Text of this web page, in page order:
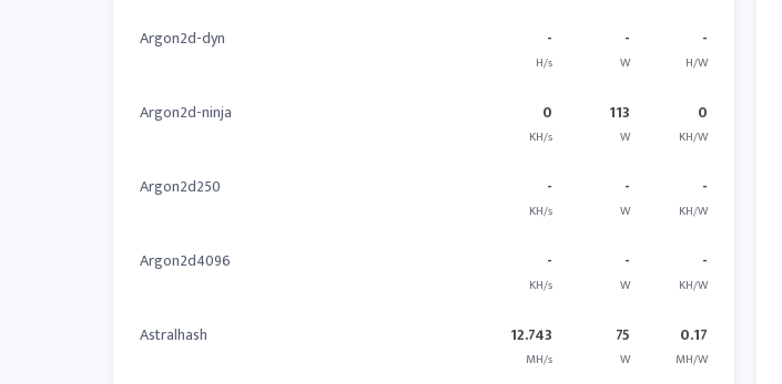
Argon2d-dyn -
H/s
-
W
-
H/W
Argon2d-ninja 0
KH/s
113
W
0
KH/W
Argon2d250 -
KH/s
-
W
-
KH/W
Argon2d4096 -
KH/s
-
W
-
KH/W
Astralhash 12.743
MH/s
75
W
0.17
MH/W